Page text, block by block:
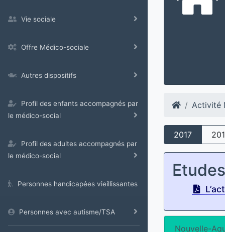
Vie sociale
Offre Médico-sociale
Autres dispositifs
Profil des enfants accompagnés par
le médico-social
Profil des adultes accompagnés par
le médico-social
Personnes handicapées vieillissantes
Personnes avec autisme/TSA
Activité
2017
Etudes
Nouvelle-